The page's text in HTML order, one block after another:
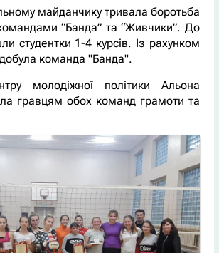
майданчику тривала боротьба
“Банда” та “Живчики”. До
студентки 1-4 курсів. Із рахунком
команда "Банда".
молодіжної політики Альона
гравцям обох команд грамоти та